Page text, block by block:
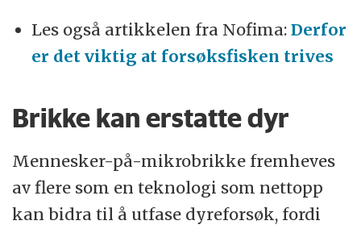
Les også artikkelen fra Nofima:Derfor
er det viktig at forsøksfisken trives
Brikke kan erstatte dyr
Mennesker-på-mikrobrikke fremheves
av flere som en teknologi som nettopp
kan bidra til å utfase dyreforsøk, fordi